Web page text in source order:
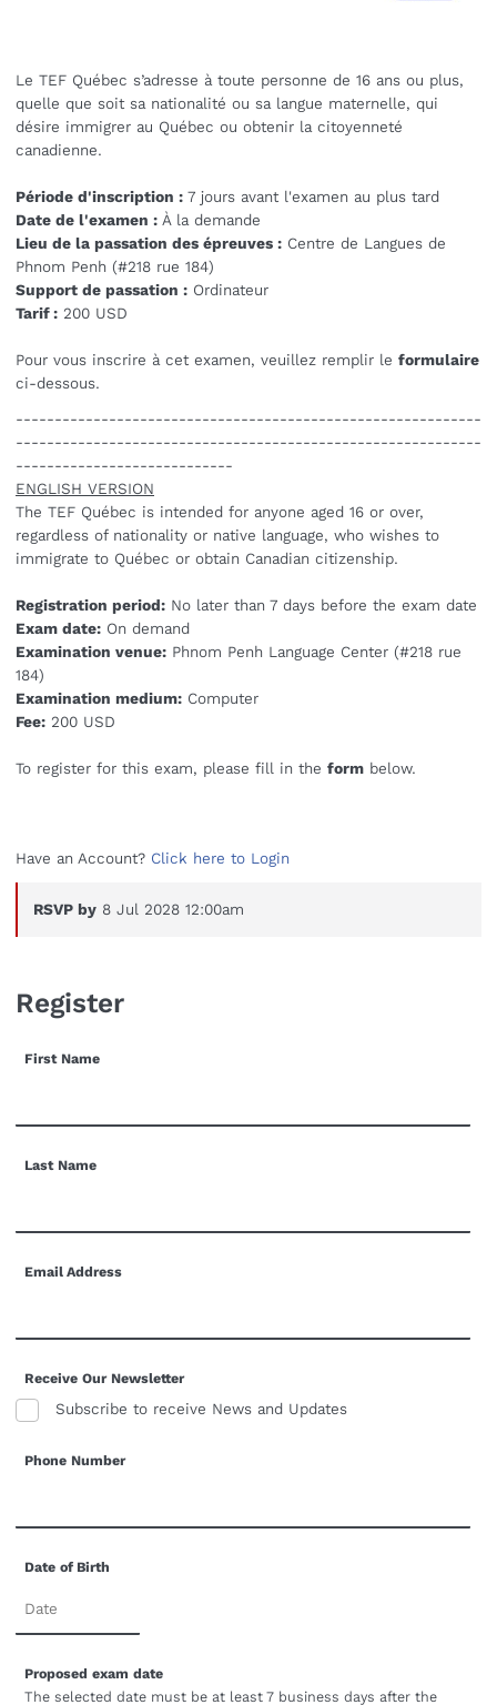
Le TEF Québec s’adresse à toute personne de 16 ans ou plus,
quelle que soit sa nationalité ou sa langue maternelle, qui
désire immigrer au Québec ou obtenir la citoyenneté
canadienne.
Période d'inscription : 7 jours avant l'examen au plus tard
Date de l'examen : À la demande
Lieu de la passation des épreuves : Centre de Langues de
Phnom Penh (#218 rue 184)
Support de passation : Ordinateur
Tarif : 200 USD
Pour vous inscrire à cet examen, veuillez remplir le formulaire
ci-dessous.
------------------------------------------------------------
------------------------------------------------------------
----------------------------
ENGLISH VERSION
The TEF Québec is intended for anyone aged 16 or over,
regardless of nationality or native language, who wishes to
immigrate to Québec or obtain Canadian citizenship.
Registration period: No later than 7 days before the exam date
Exam date: On demand
Examination venue: Phnom Penh Language Center (#218 rue
184)
Examination medium: Computer
Fee: 200 USD
To register for this exam, please fill in the form below.
Have an Account? Click here to Login
RSVP by 8 Jul 2028 12:00am
Register
First Name
Last Name
Email Address
Receive Our Newsletter
Subscribe to receive News and Updates
Phone Number
Date of Birth
Proposed exam date
The selected date must be at least 7 business days after the